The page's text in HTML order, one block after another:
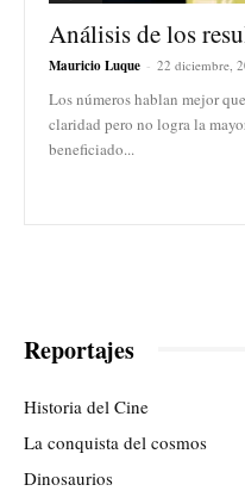
Análisis de los
Mauricio Luque - 22 diciembre,
Los números hablan mejor
claridad pero no logra la
beneficiado...
Reportajes
Historia del Cine
La conquista del cosmos
Dinosaurios